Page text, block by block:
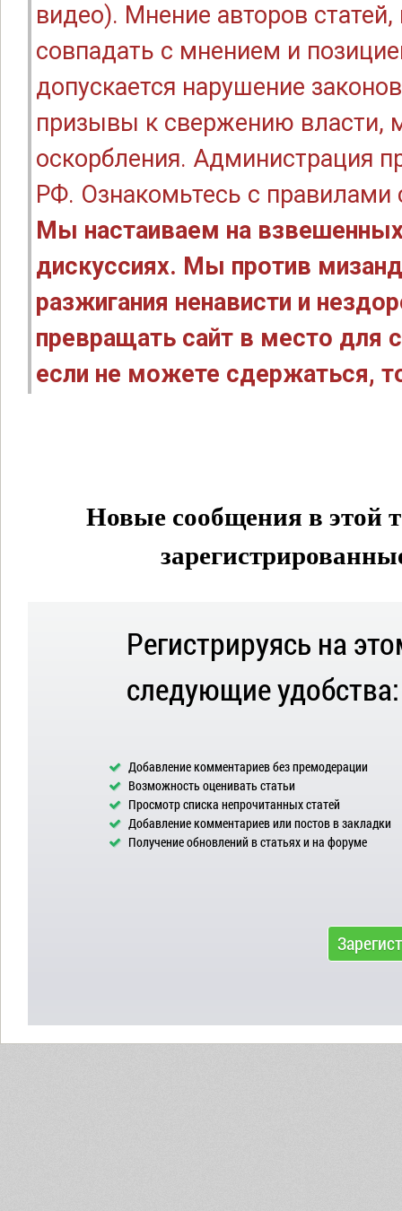
видео). Мнение авторов
совпадать с мнением и
допускается нарушение
призывы к свержению власти,
оскорбления. Администрация
РФ. Ознакомьтесь с правилами
Мы настаиваем на
дискуссиях. Мы против
разжигания ненависти и
превращать сайт в место для
если не можете сдержаться,
Новые сообщения в этой
Регистрируясь на
следующие удобства:
Добавление комментариев без премодерации
Возможность оценивать статьи
Просмотр списка непрочитанных статей
Добавление комментариев или постов в закладки
Получение обновлений в статьях и на форуме